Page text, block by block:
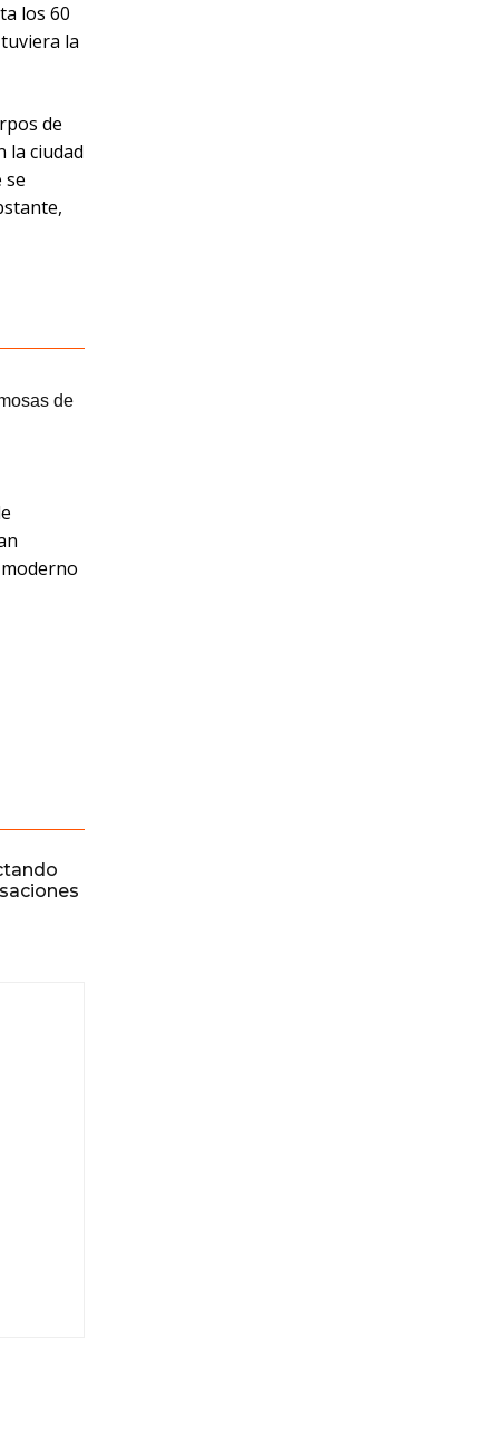
los 60
la
de
la ciudad
se